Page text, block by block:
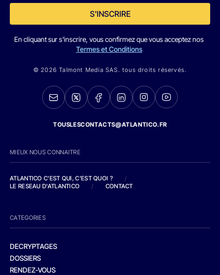
S'INSCRIRE
En cliquant sur s'inscrire, vous confirmez que vous acceptez nos
Termes et Conditions
© 2026 Talmont Media SAS. tous droits réservés.
TOUSLESCONTACTS@ATLANTICO.FR
MIEUX NOUS CONNAITRE
ATLANTICO C'EST QUI, C'EST QUOI ?
/
LE RESEAU D'ATLANTICO
/ CONTACT
CATEGORIES
DECRYPTAGES
DOSSIERS
RENDEZ-VOUS